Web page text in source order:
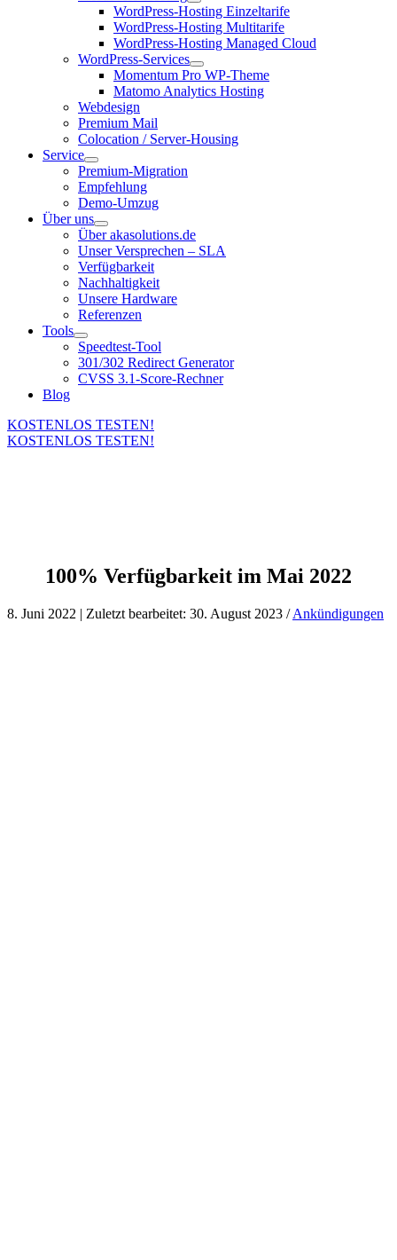
WordPress-Hosting Einzeltarife
WordPress-Hosting Multitarife
WordPress-Hosting Managed Cloud
WordPress-Services
Momentum Pro WP-Theme
Matomo Analytics Hosting
Webdesign
Premium Mail
Colocation / Server-Housing
Service
Premium-Migration
Empfehlung
Demo-Umzug
Über uns
Über akasolutions.de
Unser Versprechen – SLA
Verfügbarkeit
Nachhaltigkeit
Unsere Hardware
Referenzen
Tools
Speedtest-Tool
301/302 Redirect Generator
CVSS 3.1-Score-Rechner
Blog
KOSTENLOS TESTEN!
KOSTENLOS TESTEN!
100% Verfügbarkeit im Mai 2022
8. Juni 2022 | Zuletzt bearbeitet: 30. August 2023 /Ankündigungen